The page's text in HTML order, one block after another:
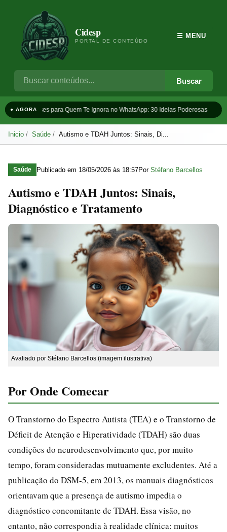
Cidesp
PORTAL DE CONTEÚDO
Buscar
☰ MENU
● AGORAFrases para Quem Te Ignora no WhatsApp: 30 Ideias Poderosas
Inicio Saúde Autismo e TDAH Juntos: Sinais, Di...
Saúde Publicado em 18/05/2026 às 18:57Por Stéfano Barcellos
Autismo e TDAH Juntos: Sinais,
Diagnóstico e Tratamento
Avaliado por Stéfano Barcellos (imagem ilustrativa)
Por Onde Comecar
O Transtorno do Espectro Autista (TEA) e o Transtorno de
Déficit de Atenção e Hiperatividade (TDAH) são duas
condições do neurodesenvolvimento que, por muito
tempo, foram consideradas mutuamente excludentes. Até a
publicação do DSM-5, em 2013, os manuais diagnósticos
orientavam que a presença de autismo impedia o
diagnóstico concomitante de TDAH. Essa visão, no
entanto, não correspondia à realidade clínica: muitos